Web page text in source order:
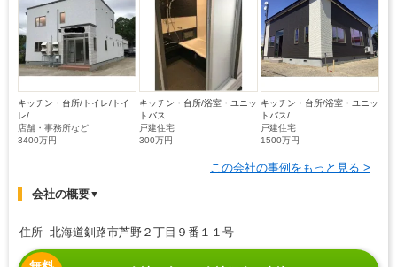
キッチン・台所/トイレ/トイ
レ/...
店舗・事務所など
3400万円
キッチン・台所/浴室・ユニッ
トバス
戸建住宅
300万円
キッチン・台所/浴室・ユニッ
トバス/...
戸建住宅
1500万円
この会社の事例をもっと見る >
会社の概要▼
住所 北海道釧路市芦野２丁目９番１１号